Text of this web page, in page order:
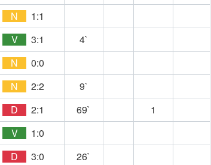
N
1:1
V 3:1
4`
N
0:0
N 2:2
9`
D 2:1 69`
1
V
1:0
D 3:0
26`